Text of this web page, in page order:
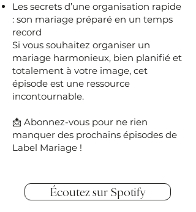
Les secrets d’une organisation rapide
: son mariage préparé en un temps
record
Si vous souhaitez organiser un
mariage harmonieux, bien planifié et
totalement à votre image, cet
épisode est une ressource
incontournable.
📩 Abonnez-vous pour ne rien
manquer des prochains épisodes de
Label Mariage !
Écoutez sur Spotify